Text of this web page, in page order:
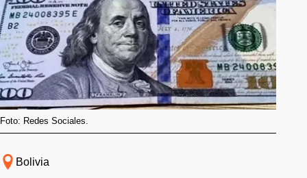
Foto: Redes Sociales.
Bolivia